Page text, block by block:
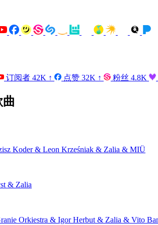
订阅者 42K ↑ 点赞 32K ↑ 粉丝 4.8K
Koder & Leon Krześniak & Zalia & MIÜ
& Zalia
Orkiestra & Igor Herbut & Zalia & Vito